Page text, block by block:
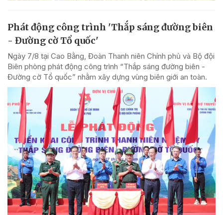
Phát động công trình 'Thắp sáng đường biên
- Đường cờ Tổ quốc'
Ngày 7/8 tại Cao Bằng, Đoàn Thanh niên Chính phủ và Bộ đội
Biên phòng phát động công trình “Thắp sáng đường biên -
Đường cờ Tổ quốc” nhằm xây dựng vùng biên giới an toàn.